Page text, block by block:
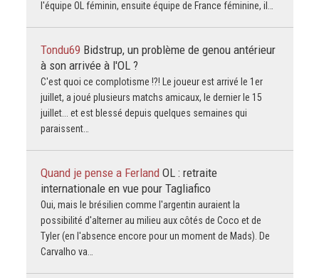
l'équipe OL féminin, ensuite équipe de France féminine, il…
Tondu69 Bidstrup, un problème de genou antérieur
à son arrivée à l'OL ?
C'est quoi ce complotisme !?! Le joueur est arrivé le 1er
juillet, a joué plusieurs matchs amicaux, le dernier le 15
juillet... et est blessé depuis quelques semaines qui
paraissent…
Quand je pense a Ferland OL : retraite
internationale en vue pour Tagliafico
Oui, mais le brésilien comme l'argentin auraient la
possibilité d'alterner au milieu aux côtés de Coco et de
Tyler (en l'absence encore pour un moment de Mads). De
Carvalho va…